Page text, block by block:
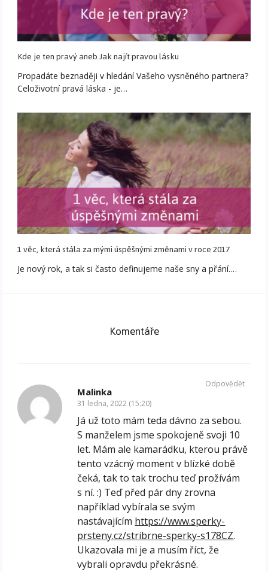
Kde je ten pravý aneb Jak najít pravou lásku
Propadáte beznaději v hledání Vašeho vysněného partnera?
Celoživotní pravá láska - je…
1 věc, která stála za mými úspěšnými změnami v roce 2017
Je nový rok, a tak si často definujeme naše sny a přání.…
Komentáře
Malinka
31 ledna, 2022 (15:20)
Já už toto mám teda dávno za sebou.
S manželem jsme spokojeně svoji 10
let. Mám ale kamarádku, kterou právě
tento vzácný moment v blízké době
čeká, tak to tak trochu teď prožívám
s ní. :) Teď před pár dny zrovna
například vybírala se svým
nastávajícím https://www.sperky-
prsteny.cz/stribrne-sperky-s178CZ.
Ukazovala mi je a musím říct, že
vybrali opravdu překrásné.
Odpovědět